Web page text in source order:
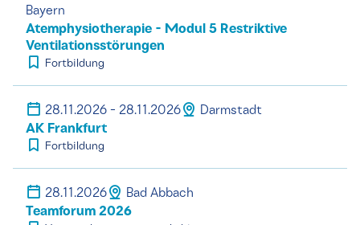
Bayern
Atemphysiotherapie - Modul 5 Restriktive
Ventilationsstörungen
Fortbildung
28.11.2026 - 28.11.2026 Darmstadt
AK Frankfurt
Fortbildung
28.11.2026 Bad Abbach
Teamforum 2026